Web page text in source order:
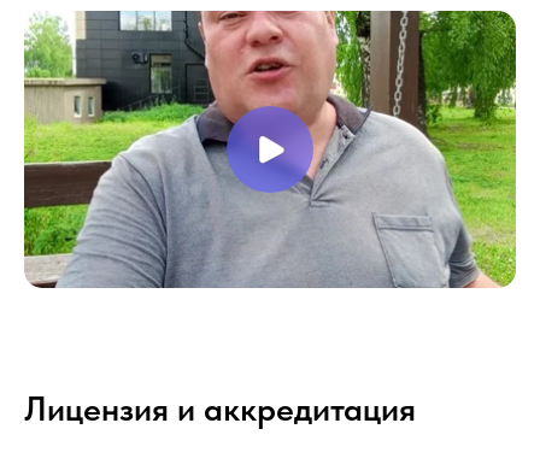
Лицензия и аккредитация